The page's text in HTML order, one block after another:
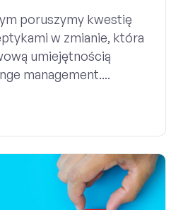
poruszymy kwestię
w zmianie, która
umiejętnością
management....